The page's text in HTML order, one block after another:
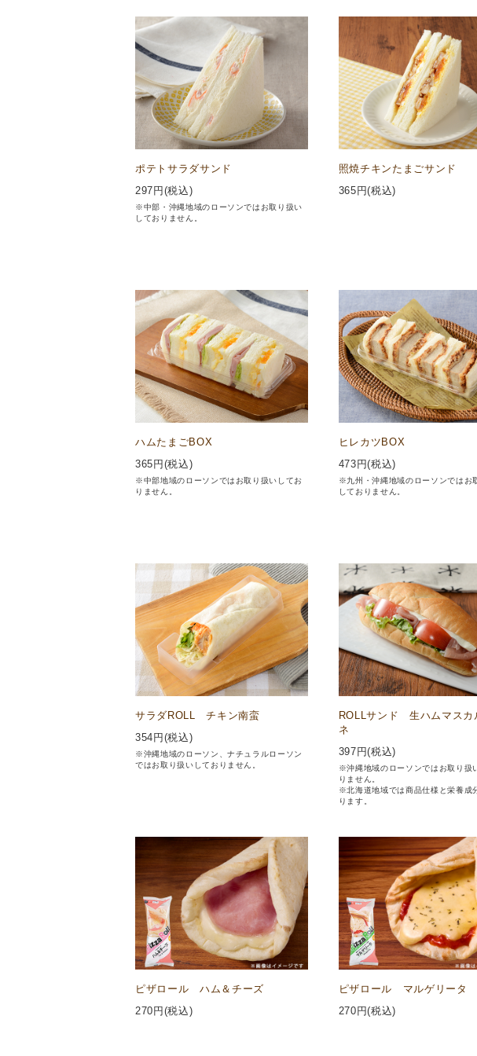
ポテトサラダサンド
297 円(税込)
※中部・沖縄地域のローソンではお取り扱い
しておりません。
照焼チキンたまごサンド
365 円(税込)
ハムたまごBOX
365 円(税込)
※中部地域のローソンではお取り扱いしてお
りません。
ヒレカツBOX
473 円(税込)
※九州・沖縄地域のローソンではお
しておりません。
サラダROLL チキン南蛮
354 円(税込)
※沖縄地域のローソン、ナチュラルローソン
ではお取り扱いしておりません。
ROLLサンド 生ハムマスカ
ネ
397 円(税込)
※沖縄地域のローソンではお取り扱
りません。
※北海道地域では商品仕様と栄養成
ります。
ピザロール ハム＆チーズ
270 円(税込)
ピザロール マルゲリータ
270 円(税込)